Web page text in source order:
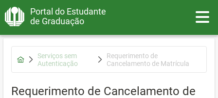
Portal do Estudante
de Graduação
Serviços sem
Autenticação
Requerimento de
Cancelamento de Matrícula
Requerimento de Cancelamento de